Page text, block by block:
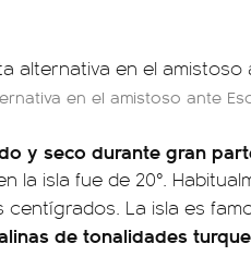
en el amistoso ante
y seco durante gran
la isla fue de 20°.
La isla es
de tonalidades